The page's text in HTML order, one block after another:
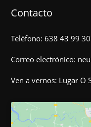
Contacto
Teléfono:638 43 99 30
Correo electrónico:
Ven a vernos: Lugar O